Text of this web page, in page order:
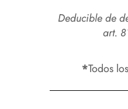
Deducible de
art.
*Todos